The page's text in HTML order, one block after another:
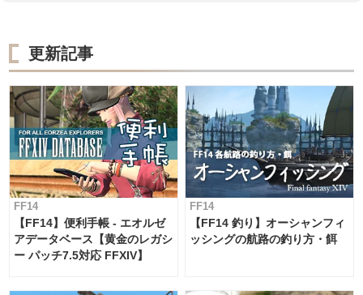
更新記事
FF14
【FF14】便利手帳 - エオルゼ
アデータベース【黄金のレガシ
ー パッチ7.5対応 FFXIV】
FF14
【FF14 釣り】オーシャンフィ
ッシングの航路の釣り方・餌